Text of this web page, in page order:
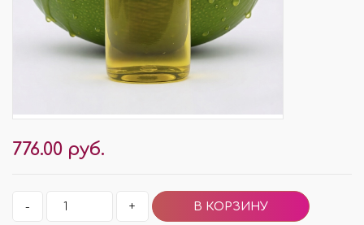
776.00 руб.
- +